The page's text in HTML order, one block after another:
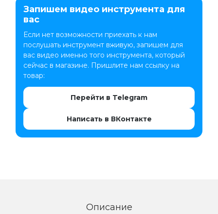
Запишем видео инструмента для
вас
Если нет возможности приехать к нам
послушать инструмент вживую, запишем для
вас видео именно того инструмента, который
сейчас в магазине. Пришлите нам ссылку на
товар:
Перейти в Telegram
Написать в ВКонтакте
Описание